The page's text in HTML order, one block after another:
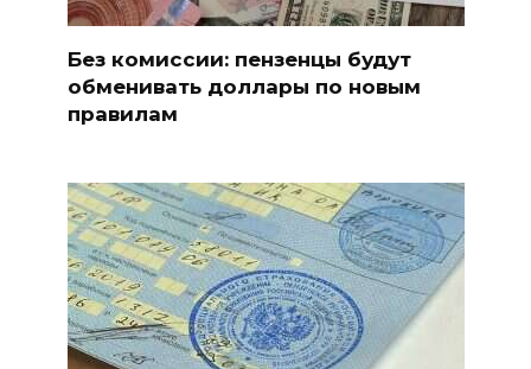
Без комиссии: пензенцы будут
обменивать доллары по новым
правилам